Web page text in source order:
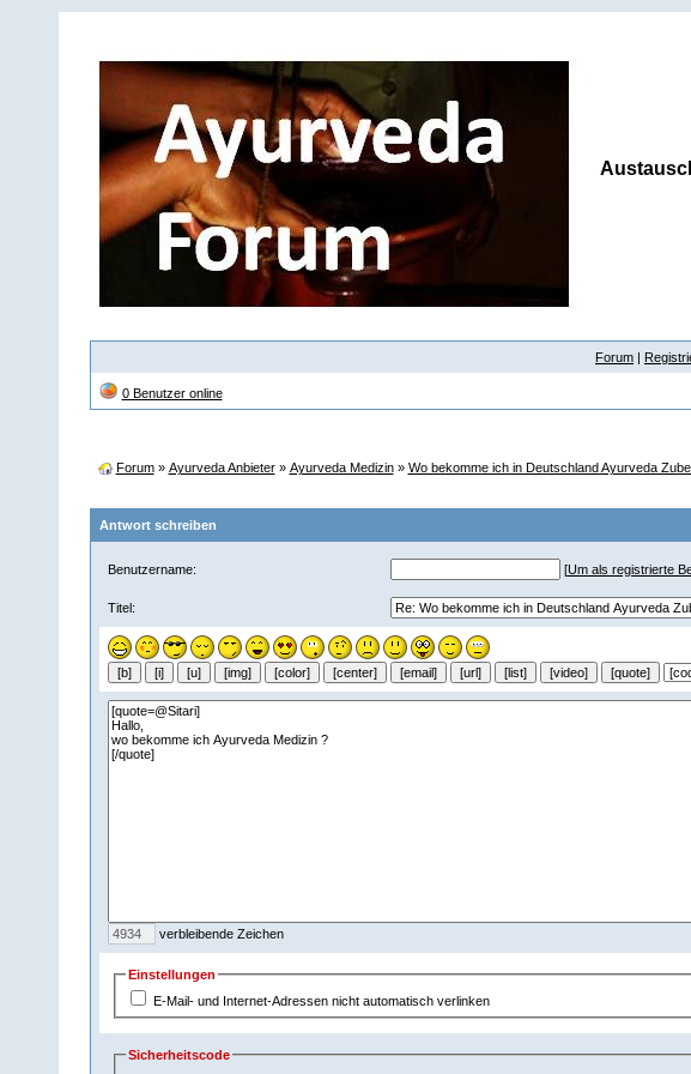
Forum |
0 Benutzer online
Forum» Ayurveda Anbieter» Ayurveda Medizin» Wo bekomme ich in Deutschland Ayurveda
Antwort schreiben
Benutzername: [Um als registrierte
Titel:
verbleibende Zeichen
Einstellungen
E-Mail- und Internet-Adressen nicht automatisch verlinken
Sicherheitscode